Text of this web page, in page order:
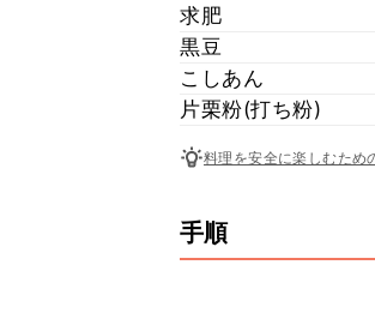
求肥
黒豆
こしあん
片栗粉(打ち粉)
料理を安全に楽しむため
手順